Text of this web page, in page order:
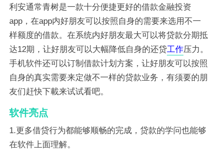
利安通常青树是一款十分便捷更好的借款金融投资
app，在app内好朋友可以按照自身的需要来选用不一
样额度的借款。在系统内好朋友最大可以将贷款分期抵
达12期，让好朋友可以大幅降低自身的还贷工作压力。
手机软件还可以订制借款计划方案，让好朋友可以按照
自身的真实需要来定做不一样的贷款业务，有须要的朋
友们赶快下載来试试看吧。
软件亮点
1.更多借贷行为都能够顺畅的完成，贷款的学问也能够
在软件上面理解。